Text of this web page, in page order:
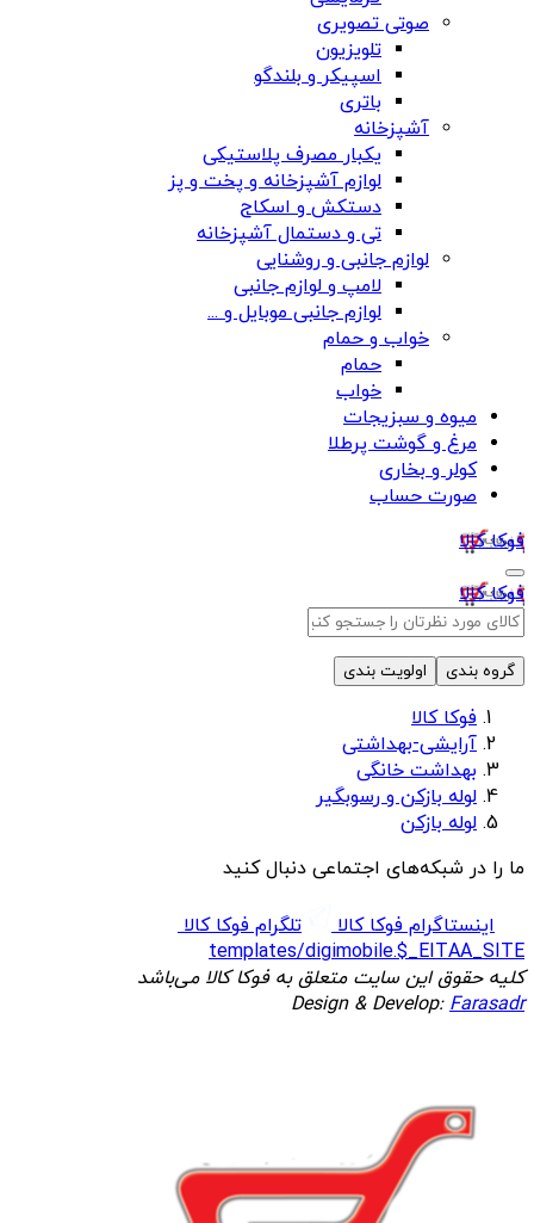
صوتی تصویری
تلویزیون
اسپیکر و بلندگو
باتری
آشپزخانه
یکبار مصرف پلاستیکی
لوازم آشپزخانه و پخت و پز
دستکش و اسکاج
تی و دستمال آشپزخانه
لوازم جانبی و روشنایی
لامپ و لوازم جانبی
لوازم جانبی موبایل و ...
خواب و حمام
حمام
خواب
میوه و سبزیجات
مرغ و گوشت پرطلا
کولر و بخاری
صورت حساب
فوکا کالا
فوکا کالا
گروه بندی اولویت بندی
فوکا کالا
آرایشی-بهداشتی
بهداشت خانگی
لوله بازکن و رسوبگیر
لوله بازکن
ما را در شبکه‌های اجتماعی دنبال کنید
اینستاگرام فوکا کالا
تلگرام فوکا کالا
templates/digimobile.$_EITAA_SITE
کلیه حقوق این سایت متعلق به فوکا کالا می‌باشد
Design & Develop:Farasadr